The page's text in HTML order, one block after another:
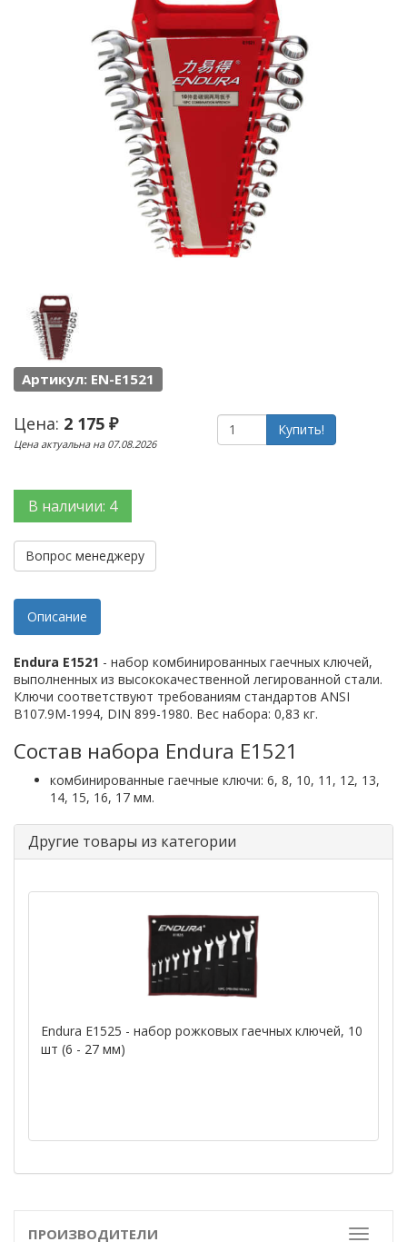
Артикул: EN-E1521
Цена: 2 175 ₽
Цена актуальна на 07.08.2026
Купить!
В наличии: 4
Вопрос менеджеру
Описание
Endura E1521 - набор комбинированных гаечных ключей,
выполненных из высококачественной легированной стали.
Ключи соответствуют требованиям стандартов ANSI
B107.9M-1994, DIN 899-1980. Вес набора: 0,83 кг.
Состав набора Endura E1521
комбинированные гаечные ключи: 6, 8, 10, 11, 12, 13,
14, 15, 16, 17 мм.
Другие товары из категории
Endura E1525 - набор рожковых гаечных ключей, 10
шт (6 - 27 мм)
Toggle
ПРОИЗВОДИТЕЛИ